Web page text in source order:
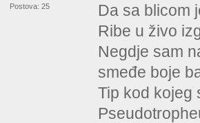
Postova: 25
Da sa blicom
Ribe u živo
Negdje sam
smeđe boje
Tip kod kojeg